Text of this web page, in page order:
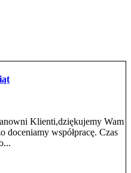
Klienti,dziękujemy Wam
doceniamy współpracę. Czas